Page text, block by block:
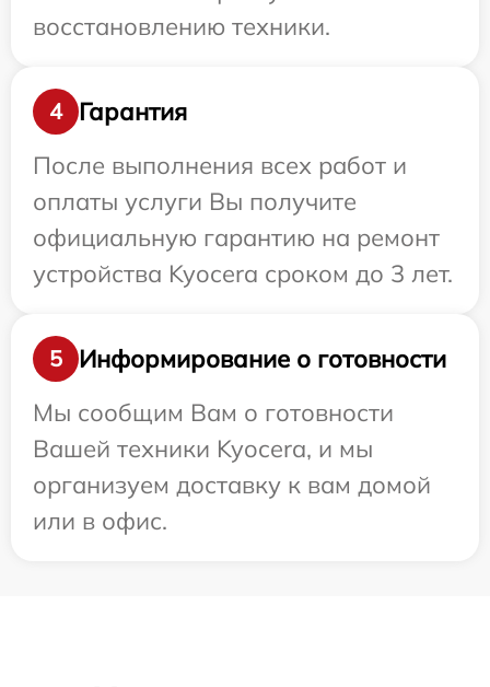
восстановлению техники.
4
Гарантия
После выполнения всех работ и
оплаты услуги Вы получите
официальную гарантию на ремонт
устройства Kyocera сроком до 3 лет.
5
Информирование о готовности
Мы сообщим Вам о готовности
Вашей техники Kyocera, и мы
организуем доставку к вам домой
или в офис.